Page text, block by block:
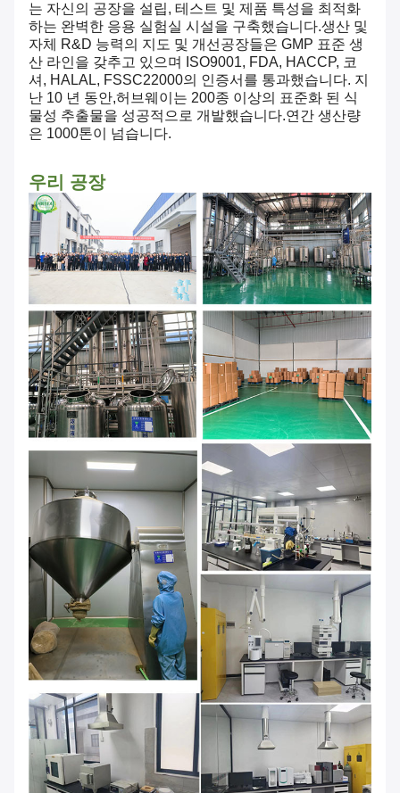
는 자신의 공장을 설립, 테스트 및 제품 특성을 최적화
하는 완벽한 응용 실험실 시설을 구축했습니다.생산 및
자체 R&D 능력의 지도 및 개선공장들은 GMP 표준 생
산 라인을 갖추고 있으며 ISO9001, FDA, HACCP, 코
셔, HALAL, FSSC22000의 인증서를 통과했습니다. 지
난 10 년 동안,허브웨이는 200종 이상의 표준화 된 식
물성 추출물을 성공적으로 개발했습니다.연간 생산량
은 1000톤이 넘습니다.
우리 공장